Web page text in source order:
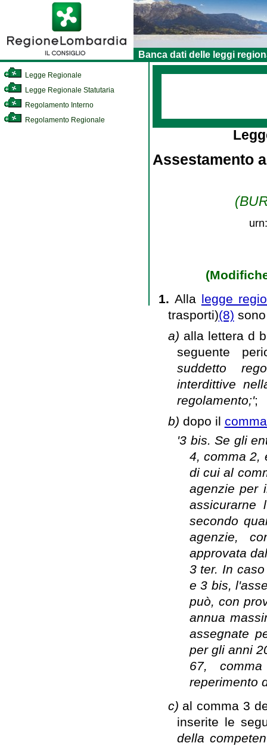
Banca dati delle leggi
Legge Regionale
Legge Regionale Statutaria
Regolamento Interno
Regolamento Regionale
Assestamento
1. Alla legge
trasporti)(8)
a) alla lettera d
seguente
suddetto
interdittive
regolamento;';
b) dopo il
'3 bis. Se gli
4, comma 2,
di cui al
agenzie per
assicurarne
secondo
agenzie,
approvata
3 ter. In
e 3 bis,
può, con
annua
assegnate
per gli anni
67,
reperimento
c) al comma 3
inserite le
della